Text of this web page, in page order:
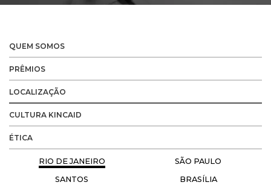
QUEM SOMOS
PRÊMIOS
LOCALIZAÇÃO
CULTURA KINCAID
ÉTICA
RIO DE JANEIRO
SÃO PAULO
SANTOS
BRASÍLIA